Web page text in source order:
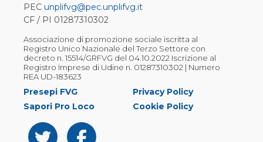
PEC unplifvg@pec.unplifvg.it
CF / PI 01287310302
Associazione di promozione sociale iscritta al
Registro Unico Nazionale del Terzo Settore con
decreto n. 15514/GRFVG del 04.10.2022 Iscrizione al
Registro Imprese di Udine n. 01287310302 | Numero
REA UD-183623
Presepi FVG
Sapori Pro Loco
Privacy Policy
Cookie Policy